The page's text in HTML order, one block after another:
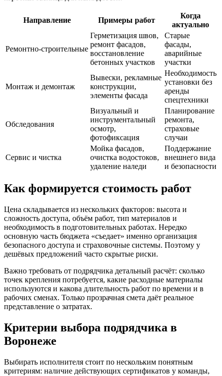
Направление Примеры работ
Когда
актуально
Ремонтно‑строительные
Герметизация швов,
ремонт фасадов,
восстановление
бетонных участков
Старые
фасады,
аварийные
участки
Монтаж и демонтаж
Вывески, рекламные
конструкции,
элементы фасада
Необходимость
установки без
аренды
спецтехники
Обследования
Визуальный и
инструментальный
осмотр,
фотофиксация
Планирование
ремонта,
страховые
случаи
Сервис и чистка
Мойка фасадов,
очистка водостоков,
удаление наледи
Поддержание
внешнего вида
и безопасности
Как формируется стоимость работ
Цена складывается из нескольких факторов: высота и
сложность доступа, объём работ, тип материалов и
необходимость в подготовительных работах. Нередко
основную часть бюджета «съедает» именно организация
безопасного доступа и страховочные системы. Поэтому у
дешёвых предложений часто скрытые риски.
Важно требовать от подрядчика детальный расчёт: сколько
точек крепления потребуется, какие расходные материалы
используются и какова длительность работ по времени и в
рабочих сменах. Только прозрачная смета даёт реальное
представление о затратах.
Критерии выбора подрядчика в
Воронеже
Выбирать исполнителя стоит по нескольким понятным
критериям: наличие действующих сертификатов у команды,